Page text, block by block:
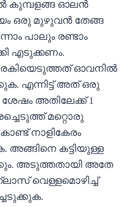
ഓലൻ
ഒരു മുഴുവൻ തേങ്ങ
പാലും രണ്ടാം
എടുക്കണം.
ഓവനിൽ
എന്നിട്ട് അത് ഒരു
ശേഷം അതിലേക്ക് 1
മറ്റൊരു
നാളികേരം
അങ്ങിനെ കട്ടിയുള്ള
അടുത്തതായി അതേ
വെള്ളമൊഴിച്ച്